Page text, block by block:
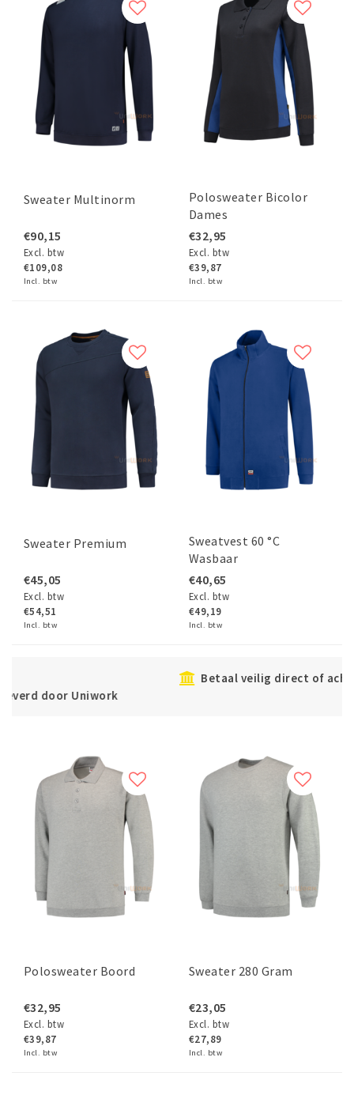
Sweater Multinorm
€90,15
Excl. btw
€109,08
Incl. btw
Polosweater Bicolor
Dames
€32,95
Excl. btw
€39,87
Incl. btw
Sweater Premium
€45,05
Excl. btw
€54,51
Incl. btw
Sweatvest 60 °C
Wasbaar
€40,65
Excl. btw
€49,19
Incl. btw
Betaal veilig direct of achteraf met Klarna
Polosweater Boord
€32,95
Excl. btw
€39,87
Incl. btw
Sweater 280 Gram
€23,05
Excl. btw
€27,89
Incl. btw